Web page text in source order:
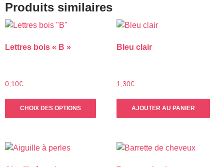
Produits similaires
Lettres bois « B »
0,10€
CHOIX DES OPTIONS
Ce
variations.
Bleu clair
1,30€
AJOUTER AU PANIER